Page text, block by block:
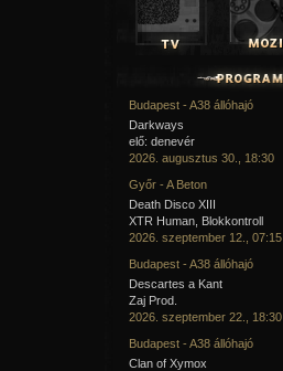
Budapest - A38 állóhajó
Darkways
elő: denevér
2026. augusztus 30., 18:30
Győr - A Beton
Death Disco XIII
XTR Human, Blokkontroll
2026. szeptember 12., 07:15
Budapest - A38 állóhajó
Descartes a Kant
Zaj Prod.
2026. szeptember 22., 18:30
Budapest - A38 állóhajó
Clan of Xymox